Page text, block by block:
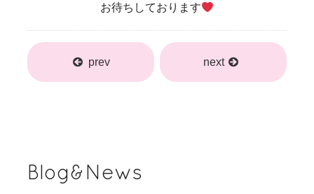
お待ちしております
prev next
Blog&News